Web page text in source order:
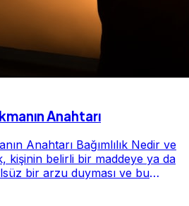
Anahtarı
Anahtarı Bağımlılık Nedir ve
kişinin belirli bir maddeye ya da
bir arzu duyması ve bu